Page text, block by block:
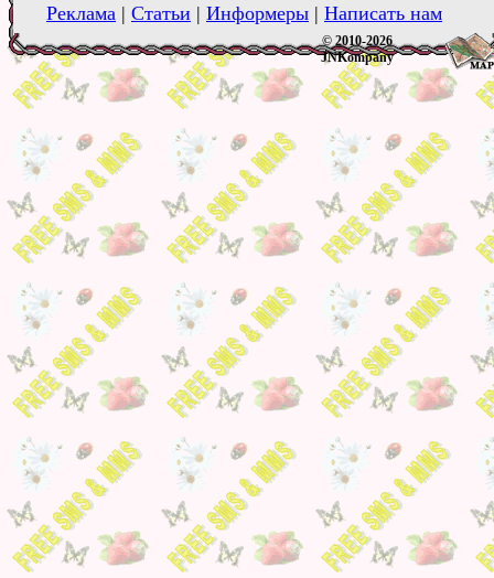
Реклама | Статьи | Информеры | Написать нам
© 2010-2026
JNKompany